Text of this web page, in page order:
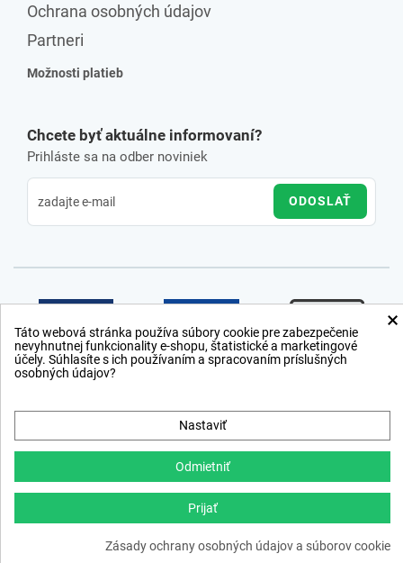
Ochrana osobných údajov
Partneri
Možnosti platieb
Chcete byť aktuálne informovaní?
Prihláste sa na odber noviniek
ODOSLAŤ
Copyright © 2012 − 2026
webdesign,ppc›netsuccess.sk
×
Táto webová stránka používa súbory cookie pre zabezpečenie
nevyhnutnej funkcionality e-shopu, štatistické a marketingové
účely. Súhlasíte s ich používaním a spracovaním príslušných
osobných údajov?
Nastaviť
Odmietniť
Prijať
Zásady ochrany osobných údajov a súborov cookie